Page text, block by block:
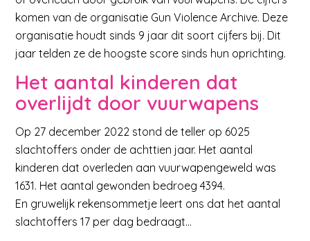
komen van de organisatie Gun Violence Archive. Deze
organisatie houdt sinds 9 jaar dit soort cijfers bij. Dit
jaar telden ze de hoogste score sinds hun oprichting.
Het aantal kinderen dat
overlijdt door vuurwapens
Op 27 december 2022 stond de teller op 6025
slachtoffers onder de achttien jaar. Het aantal
kinderen dat overleden aan vuurwapengeweld was
1631. Het aantal gewonden bedroeg 4394.
En gruwelijk rekensommetje leert ons dat het aantal
slachtoffers 17 per dag bedraagt…